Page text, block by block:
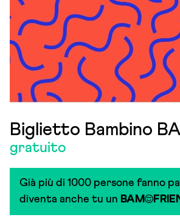
Biglietto Bambino
gratuito
Già più di 1000 persone fanno
diventa anche tu un BAM